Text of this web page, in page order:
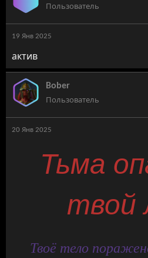
и
и
Пользователь
19 Янв 2025
актив
Bober
Пользователь
20 Янв 2025
Тьма
твой
Твоё тело